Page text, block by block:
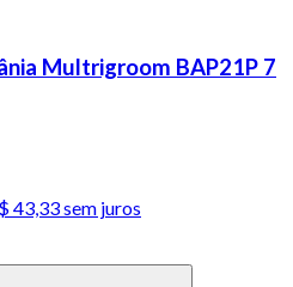
Multrigroom BAP21P 7
43,33 sem juros